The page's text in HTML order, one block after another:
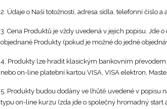
2. Údaje o Naší totožnosti, adresa sídla, telefonní číslo
3. Cena Produktů je vždy uvedená v jejich popisu.
objednané Produkty (pokud je možné do jedné
4. Produkty lze hradit klasickým bankovním
nebo on-line platební kartou VISA, VISA elektron,
5. Produkty budou dodány ve lhůtě uvedené v popisu
typu on-line kurzu (zda jde o společný hromadný